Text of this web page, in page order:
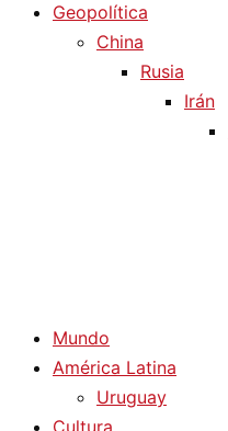
Geopolítica
China
Rusia
Irán
Mundo
América Latina
Uruguay
Cultura